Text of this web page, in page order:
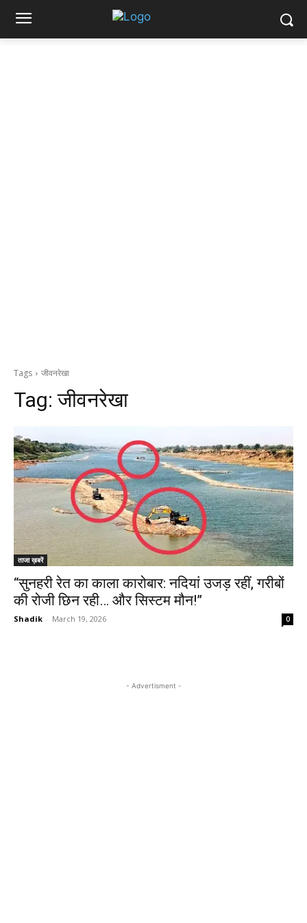
Tags जीवनरेखा
Tag:जीवनरेखा
ताजा ख़बरें
“सुनहरी रेत का काला कारोबार: नदियां उजड़ रहीं, गरीबों
की रोजी छिन रही… और सिस्टम मौन!”
Shadik - March 19, 2026 0
- Advertisment -